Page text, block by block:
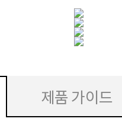
제품 가이드